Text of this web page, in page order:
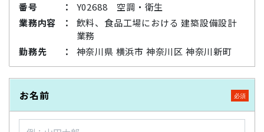
番号
Y02688 空調・衛生
業務内容
飲料、食品工場における 建築設備設計
業務
勤務先
神奈川県 横浜市 神奈川区 神奈川新町
お名前